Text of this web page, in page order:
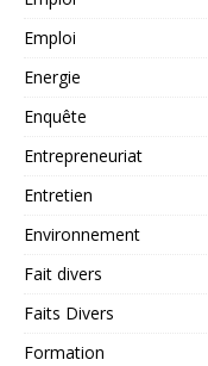
Emploi
Energie
Enquête
Entrepreneuriat
Entretien
Environnement
Fait divers
Faits Divers
Formation